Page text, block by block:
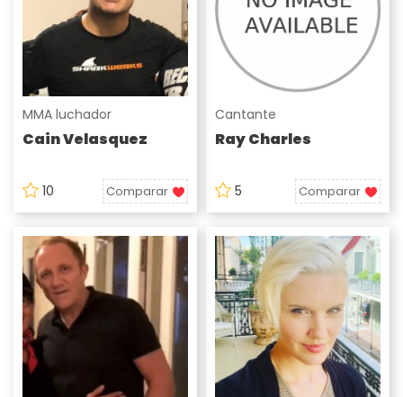
MMA luchador
Cain Velasquez
10 Comparar
Cantante
Ray Charles
5 Comparar